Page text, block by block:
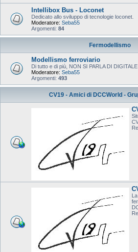
Intellibox Bus - Loconet
Dedicato allo sviluppo di tecnologie loconet.
Moderatore: Seba55
Argomenti: 84
Fermodellismo
Modellismo ferroviario
Di tutto e di più, NON SI PARLA DI DIGITALE
Moderatore: Seba55
Argomenti: 493
CV19 - Amici di DCCWorld -